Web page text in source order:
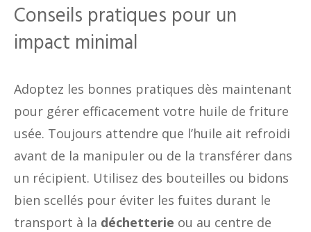
Conseils pratiques pour un
impact minimal
Adoptez les bonnes pratiques dès maintenant
pour gérer efficacement votre huile de friture
usée. Toujours attendre que l’huile ait refroidi
avant de la manipuler ou de la transférer dans
un récipient. Utilisez des bouteilles ou bidons
bien scellés pour éviter les fuites durant le
transport à la déchetterie ou au centre de